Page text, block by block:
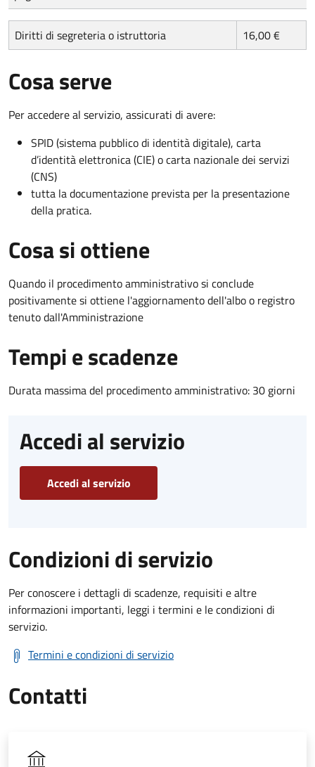
Diritti di segreteria o istruttoria 16,00 €
Cosa serve
Per accedere al servizio, assicurati di avere:
SPID (sistema pubblico di identità digitale), carta
d’identità elettronica (CIE) o carta nazionale dei servizi
(CNS)
tutta la documentazione prevista per la presentazione
della pratica.
Cosa si ottiene
Quando il procedimento amministrativo si conclude
positivamente si ottiene l'aggiornamento dell'albo o registro
tenuto dall'Amministrazione
Tempi e scadenze
Durata massima del procedimento amministrativo: 30 giorni
Accedi al servizio
Accedi al servizio
Condizioni di servizio
Per conoscere i dettagli di scadenze, requisiti e altre
informazioni importanti, leggi i termini e le condizioni di
servizio.
Termini e condizioni di servizio
Contatti